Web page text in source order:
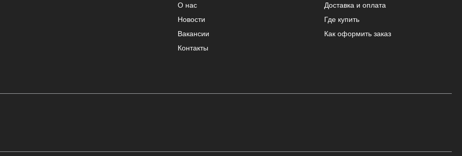
О нас
Новости
Вакансии
Контакты
Доставка и оплата
Где купить
Как оформить заказ